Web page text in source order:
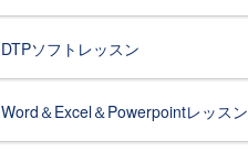
DTPソフトレッスン
Word＆Excel＆Powerpointレッスン